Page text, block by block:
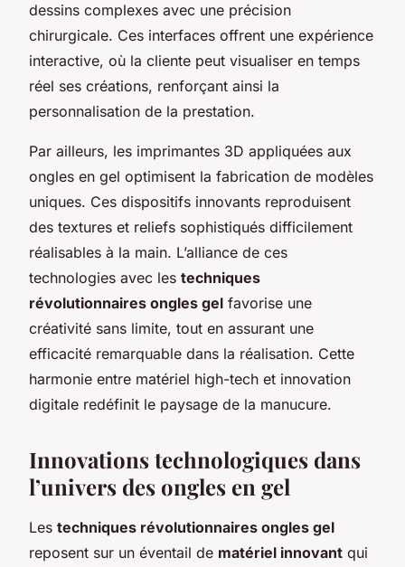
dessins complexes avec une précision
chirurgicale. Ces interfaces offrent une expérience
interactive, où la cliente peut visualiser en temps
réel ses créations, renforçant ainsi la
personnalisation de la prestation.
Par ailleurs, les imprimantes 3D appliquées aux
ongles en gel optimisent la fabrication de modèles
uniques. Ces dispositifs innovants reproduisent
des textures et reliefs sophistiqués difficilement
réalisables à la main. L’alliance de ces
technologies avec les techniques
révolutionnaires ongles gel favorise une
créativité sans limite, tout en assurant une
efficacité remarquable dans la réalisation. Cette
harmonie entre matériel high-tech et innovation
digitale redéfinit le paysage de la manucure.
Innovations technologiques dans
l’univers des ongles en gel
Les techniques révolutionnaires ongles gel
reposent sur un éventail de matériel innovant qui